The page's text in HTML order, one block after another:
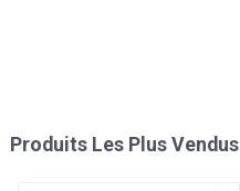
Produits Les Plus Vendus